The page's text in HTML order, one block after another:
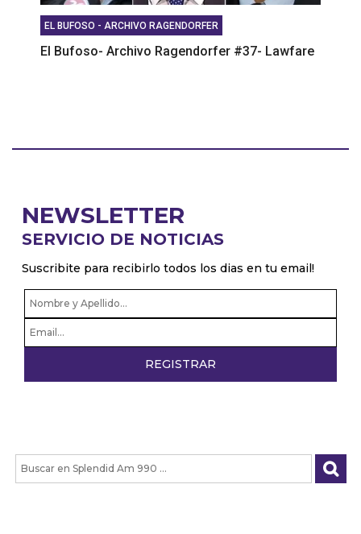
EL BUFOSO - ARCHIVO RAGENDORFER
El Bufoso- Archivo Ragendorfer #37- Lawfare
NEWSLETTER
SERVICIO DE NOTICIAS
Suscribite para recibirlo todos los dias en tu email!